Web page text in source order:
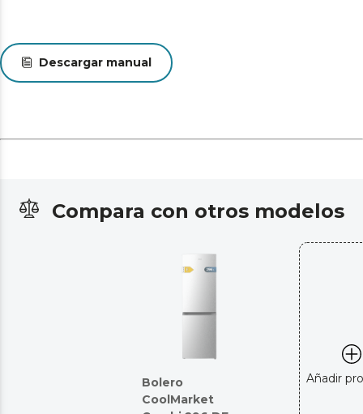
Descargar manual
Compara con otros modelos
Bolero
CoolMarket
Añadir